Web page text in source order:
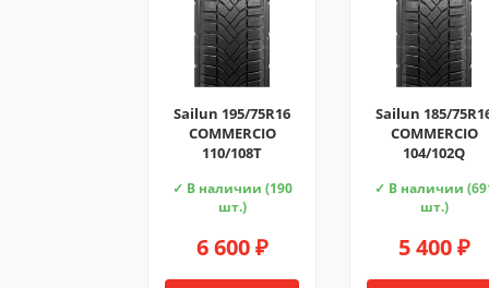
Sailun 195/75R16
COMMERCIO
110/108T
✓ В наличии (190
шт.)
6 600 ₽
Sailun 185/
COMMERCIO
104/102Q
✓ В наличии
шт.)
5 400 ₽